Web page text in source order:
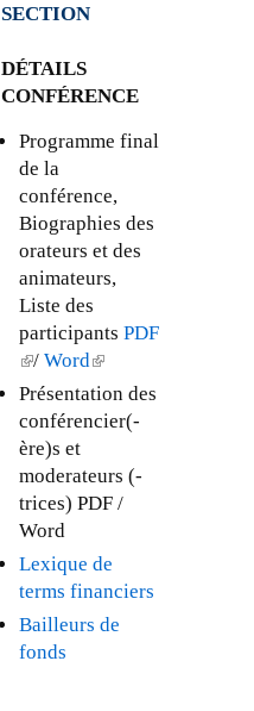
SECTION
DÉTAILS
CONFÉRENCE
Programme final
de la
conférence,
Biographies des
orateurs et des
animateurs,
Liste des
participants PDF
(
l
i
n
k
i
s
e
r
/ Word(
l
i
k
i
e
e
Présentation des
conférencier(-
ère)s et
moderateurs (-
trices) PDF /
Word
Lexique de
terms financiers
Bailleurs de
fonds